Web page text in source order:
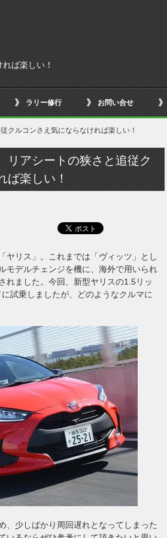
ば楽しい！
ラリー修行 お問い合せ
クルコンさえ気にならなければ楽しい！
リアシートの狭さと追従ク
ば楽しい！
ヤリス」。これまでは「ヴィッツ」とし
モデルチェンジを機に、海外で用いられ
れました。今回、新型ヤリスの1.5リッ
試乗しましたが、どのようなクルマに
、少しばかり周回遅れとなってしまった